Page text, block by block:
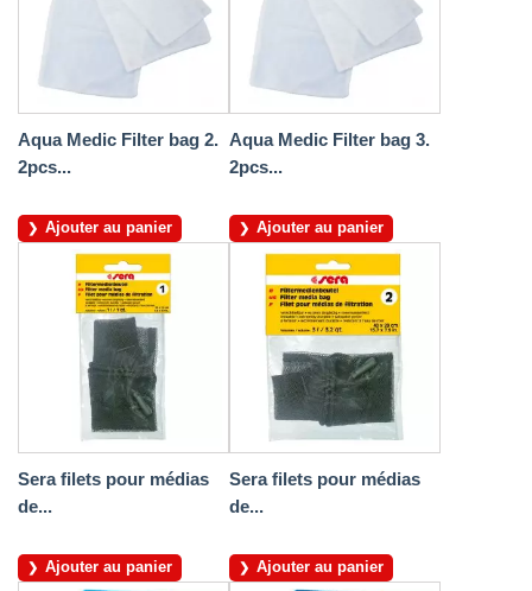
Aqua Medic Filter bag 2.
2pcs...
Ajouter au panier
Aqua Medic Filter bag 3.
2pcs...
Ajouter au panier
Sera filets pour médias
de...
Ajouter au panier
Sera filets pour médias
de...
Ajouter au panier